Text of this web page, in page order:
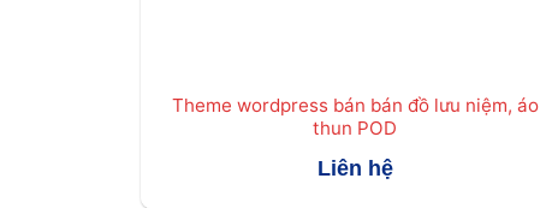
Theme wordpress bán bán đồ lưu niệm, áo
thun POD
Liên hệ